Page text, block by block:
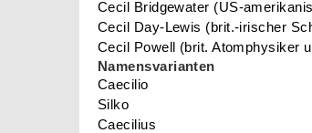
Cecil
Namenstag am: 21.11
Bedeutung
Cecil kommt vom altrömischen